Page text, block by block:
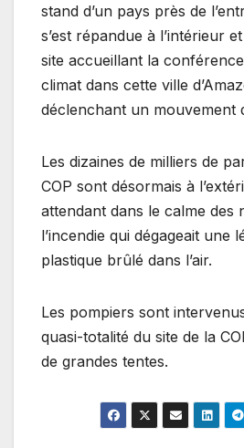
stand d’un pays près de
s’est répandue à l’intérieur
site accueillant la
climat dans cette ville
déclenchant un mouvement
Les dizaines de milliers de
COP sont désormais à
attendant dans le calme des
l’incendie qui dégageait une
plastique brûlé dans l’air.
Les pompiers sont
quasi-totalité du site de la
de grandes tentes.